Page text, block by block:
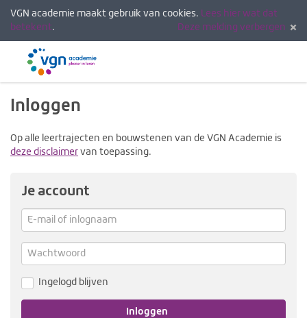
VGN academie maakt gebruik van cookies. Lees hier wat dat
betekent. Deze melding verbergen
Menu
Inloggen
Op alle leertrajecten en bouwstenen van de VGN Academie is
deze disclaimer van toepassing.
Je account
E-
mail
of
inlognaam
Wachtwoord
Ingelogd blijven
Inloggen